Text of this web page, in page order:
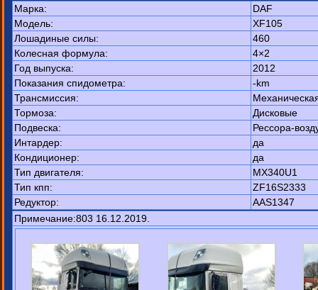
Марка:
DAF
Модель:
XF105
Лошадиные силы:
460
Колесная формула:
4×2
Год выпуска:
2012
Показания спидометра:
-km
Трансмиссия:
Тормоза:
Дисковые
Подвеска:
Рессора-
Интардер:
да
Кондиционер:
да
Тип двигателя:
MX340U1
Тип кпп:
ZF16S2333
Редуктор:
AAS1347
Примечание:803 16.12.2019.